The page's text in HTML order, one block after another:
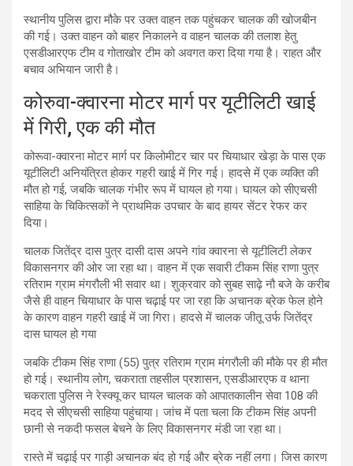
स्थानीय पुलिस द्वारा मौके पर उक्त वाहन तक पहुंचकर चालक की खोजबीन
की गई। उक्त वाहन को बाहर निकालने व वाहन चालक की तलाश हेतु
एसडीआरएफ टीम व गोताखोर टीम को अवगत करा दिया गया है। राहत और
बचाव अभियान जारी है।
कोरुवा-क्वारना मोटर मार्ग पर यूटीलिटी खाई
में गिरी, एक की मौत
कोरूवा-क्वारना मोटर मार्ग पर किलोमीटर चार पर चियाधार खेड़ा के पास एक
यूटीलिटी अनियंत्रित होकर गहरी खाई में गिर गई। हादसे में एक व्यक्ति की
मौत हो गई, जबकि चालक गंभीर रूप में घायल हो गया। घायल को सीएचसी
साहिया के चिकित्सकों ने प्राथमिक उपचार के बाद हायर सेंटर रेफर कर
दिया।
चालक जितेंद्र दास पुत्र दासी दास अपने गांव क्वारना से यूटीलिटी लेकर
विकासनगर की ओर जा रहा था। वाहन में एक सवारी टीकम सिंह राणा पुत्र
रतिराम ग्राम मंगरौली भी सवार था। शुक्रवार को सुबह साढ़े नौ बजे के करीब
जैसे ही वाहन चियाधार के पास चढ़ाई पर जा रहा कि अचानक ब्रेक फेल होने
के कारण वाहन गहरी खाई में जा गिरा। हादसे में चालक जीतू उर्फ जितेंद्र
दास घायल हो गया
जबकि टीकम सिंह राणा (55) पुत्र रतिराम ग्राम मंगरौली की मौके पर ही मौत
हो गई। स्थानीय लोग, चकराता तहसील प्रशासन, एसडीआरएफ व थाना
चकराता पुलिस ने रेस्क्यू कर घायल चालक को आपातकालीन सेवा 108 की
मदद से सीएचसी साहिया पहुंचाया। जांच में पता चला कि टीकम सिंह अपनी
छानी से नकदी फसल बेचने के लिए विकासनगर मंडी जा रहा था।
रास्ते में चढ़ाई पर गाड़ी अचानक बंद हो गई और ब्रेक नहीं लगा। जिस कारण